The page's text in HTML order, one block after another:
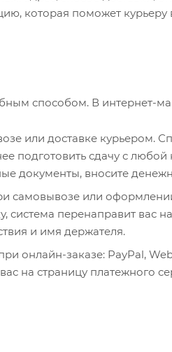
которая поможет
способом. В интернет-
или доставке курьером.
подготовить сдачу с
документы, вносите
самовывозе или
система перенаправит вас
и имя держателя.
онлайн-заказе: PayPal,
на страницу платежного